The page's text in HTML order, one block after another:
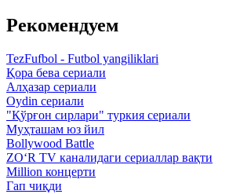
Рекомендуем
TezFufbol - Futbol yangiliklari
Қора бева сериали
Алҳазар сериали
Oydin сериали
"Қўрғон сирлари" туркия сериали
Муҳташам юз йил
Bollywood Battle
ZO‘R TV каналидаги сериаллар вақти
Million концерти
Гап чиқди